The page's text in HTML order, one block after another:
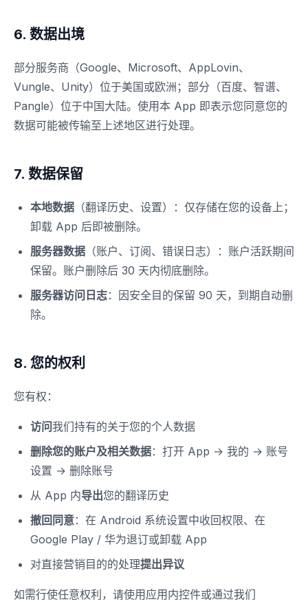
6. 数据出境
部分服务商（Google、Microsoft、AppLovin、
Vungle、Unity）位于美国或欧洲；部分（百度、智谱、
Pangle）位于中国大陆。使用本 App 即表示您同意您的
数据可能被传输至上述地区进行处理。
7. 数据保留
本地数据 （翻译历史、设置）：仅存储在您的设备上；
卸载 App 后即被删除。
服务器数据 （账户、订阅、错误日志）：账户活跃期间
保留。账户删除后 30 天内彻底删除。
服务器访问日志：因安全目的保留 90 天，到期自动删
除。
8. 您的权利
您有权：
访问我们持有的关于您的个人数据
删除您的账户及相关数据：打开 App → 我的 → 账号
设置 → 删除账号
从 App 内导出您的翻译历史
撤回同意：在 Android 系统设置中收回权限、在
Google Play / 华为退订或卸载 App
对直接营销目的的处理提出异议
如需行使任意权利，请使用应用内控件或通过我们